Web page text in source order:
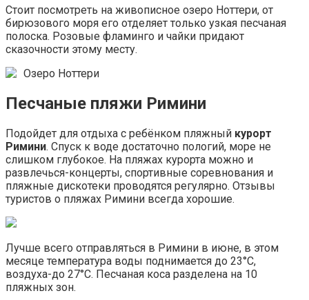
Стоит посмотреть на живописное озеро Ноттери, от
бирюзового моря его отделяет только узкая песчаная
полоска. Розовые фламинго и чайки придают
сказочности этому месту.
Oзеро Ноттери
Песчаные пляжи Римини
Подойдет для отдыха с ребёнком пляжный курорт
Римини. Спуск к воде достаточно пологий, море не
слишком глубокое. На пляжах курорта можно и
развлечься-концерты, спортивные соревнования и
пляжные дискотеки проводятся регулярно. Отзывы
туристов о пляжах Римини всегда хорошие.
Лучше всего отправляться в Римини в июне, в этом
месяце температура воды поднимается до 23°С,
воздуха-до 27°С. Песчаная коса разделена на 10
пляжных зон.